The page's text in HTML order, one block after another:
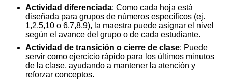
Actividad diferenciada: Como cada hoja está
diseñada para grupos de números específicos (ej.
1,2,5,10 o 6,7,8,9), la maestra puede asignar el nivel
según el avance del grupo o de cada estudiante.
Actividad de transición o cierre de clase: Puede
servir como ejercicio rápido para los últimos minutos
de la clase, ayudando a mantener la atención y
reforzar conceptos.